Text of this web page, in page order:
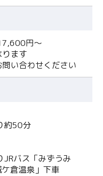
円～
ます
い合わせください
約50分
JRバス「みずうみ
倉温泉」下車